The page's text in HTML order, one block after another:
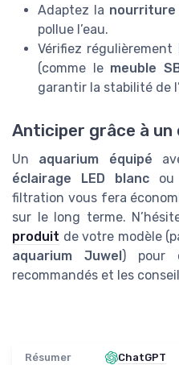
Adaptez la nourriture
pollue l’eau.
Vérifiez régulièrement
(comme le meuble
garantir la stabilité de
Anticiper grâce à
Un aquarium équipé
éclairage LED blancou
filtration vous fera
sur le long terme.
produit de votre modèle
aquarium Juwel) pour
recommandés et les
Résumer ChatGPT